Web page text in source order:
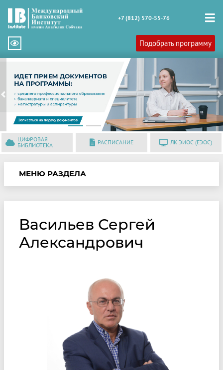
+7 (812) 570-55-76
Подобрать программу
Previous
ЦИФРОВАЯ
БИБЛИОТЕКА
РАСПИСАНИЕ ЛК ЭИОС (ЕЭОС)
МЕНЮ РАЗДЕЛА
Васильев Сергей
Александрович